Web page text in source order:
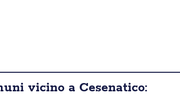
vicino a Cesenatico: